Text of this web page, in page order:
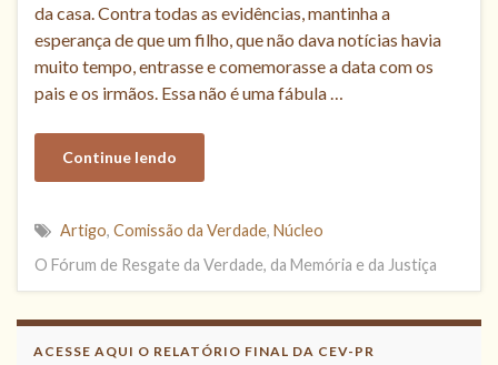
da casa. Contra todas as evidências, mantinha a
esperança de que um filho, que não dava notícias havia
muito tempo, entrasse e comemorasse a data com os
pais e os irmãos. Essa não é uma fábula …
Continue lendo
Artigo, Comissão da Verdade, Núcleo
O Fórum de Resgate da Verdade, da Memória e da Justiça
ACESSE AQUI O RELATÓRIO FINAL DA CEV-PR